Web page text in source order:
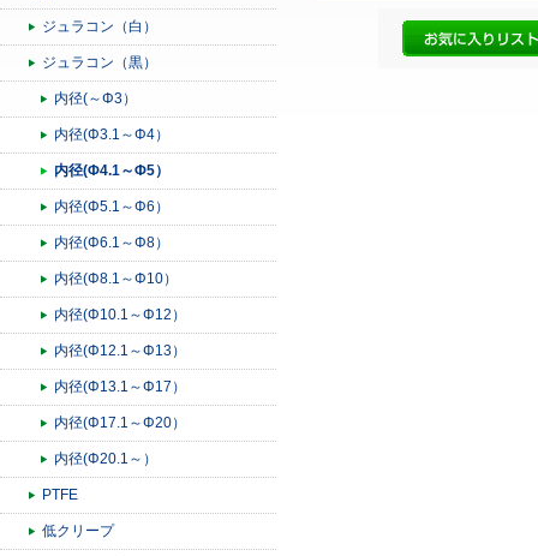
ジュラコン（白）
ジュラコン（黒）
内径(～Φ3）
内径(Φ3.1～Φ4）
内径(Φ4.1～Φ5）
内径(Φ5.1～Φ6）
内径(Φ6.1～Φ8）
内径(Φ8.1～Φ10）
内径(Φ10.1～Φ12）
内径(Φ12.1～Φ13）
内径(Φ13.1～Φ17）
内径(Φ17.1～Φ20）
内径(Φ20.1～）
PTFE
低クリープ